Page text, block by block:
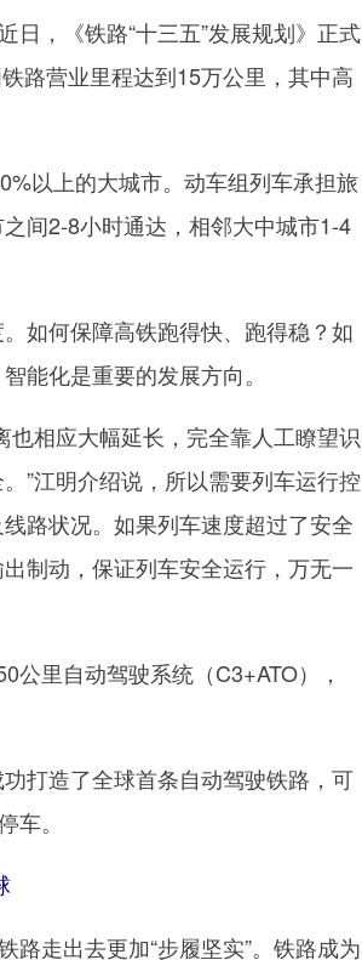
，《铁路“十三五”发展规划》正式
路营业里程达到15万公里，其中高
以上的大城市。动车组列车承担旅
间2-8小时通达，相邻大中城市1-4
如何保障高铁跑得快、跑得稳？如
能化是重要的发展方向。
相应大幅延长，完全靠人工瞭望识
”江明介绍说，所以需要列车运行控
路状况。如果列车速度超过了安全
制动，保证列车安全运行，万无一
里自动驾驶系统（C3+ATO），
打造了全球首条自动驾驶铁路，可
。
走出去更加“步履坚实”。铁路成为